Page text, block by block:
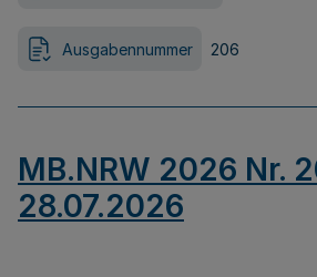
Ausgabennummer 206
MB.NRW 2026 Nr.
28.07.2026